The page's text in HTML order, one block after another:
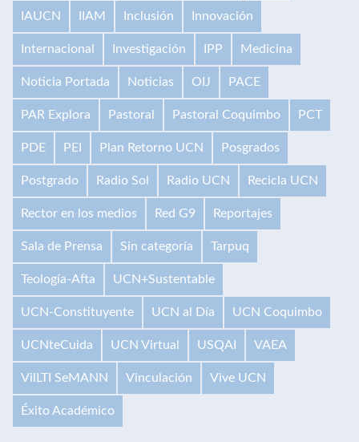
IAUCN IIAM Inclusión Innovación
Internacional Investigación IPP Medicina
Noticia Portada Noticias OIJ PACE
PAR Explora Pastoral Pastoral Coquimbo PCT
PDE PEI Plan Retorno UCN Posgrados
Postgrado Radio Sol Radio UCN Recicla UCN
Rector en los medios Red G9 Reportajes
Sala de Prensa Sin categoría Tarpuq
Teología-Afta UCN+Sustentable
UCN-Constituyente UCN al Día UCN Coquimbo
UCNteCuida UCN Virtual USQAI VAEA
VilLTI SeMANN Vinculación Vive UCN
Éxito Académico